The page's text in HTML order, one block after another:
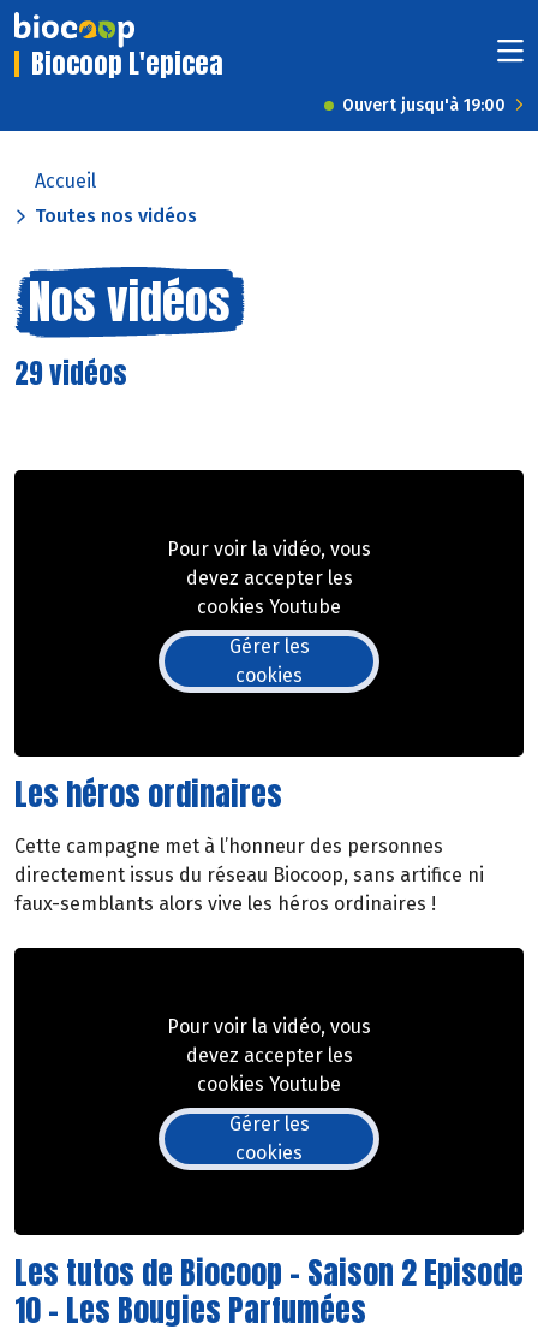
Biocoop L'epicea
Ouvert jusqu'à 19:00
Accueil
Toutes nos vidéos
Nos vidéos
29 vidéos
Pour voir la vidéo, vous
devez accepter les
cookies Youtube
Gérer les
cookies
Les héros ordinaires
Cette campagne met à l’honneur des personnes
directement issus du réseau Biocoop, sans artifice ni
faux-semblants alors vive les héros ordinaires !
Pour voir la vidéo, vous
devez accepter les
cookies Youtube
Gérer les
cookies
Les tutos de Biocoop - Saison 2 Episode
10 - Les Bougies Parfumées